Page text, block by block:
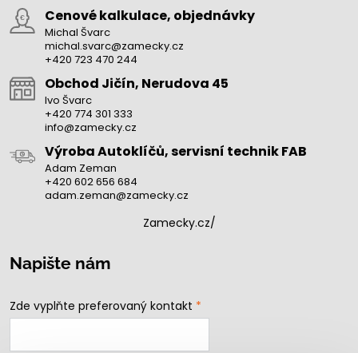
Cenové kalkulace, objednávky
Michal Švarc
michal.svarc@zamecky.cz
+420 723 470 244
Obchod Jičín, Nerudova 45
Ivo Švarc
+420 774 301 333
info@zamecky.cz
Výroba Autoklíčů, servisní technik FAB
Adam Zeman
+420 602 656 684
adam.zeman@zamecky.cz
Zamecky.cz/
Napište nám
Zde vyplňte preferovaný kontakt *